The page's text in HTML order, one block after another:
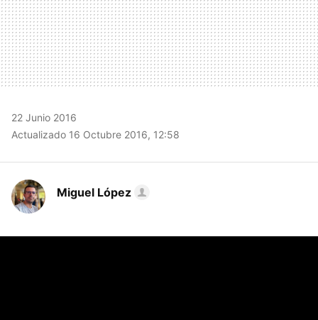
22 Junio 2016
Actualizado 16 Octubre 2016, 12:58
Miguel López